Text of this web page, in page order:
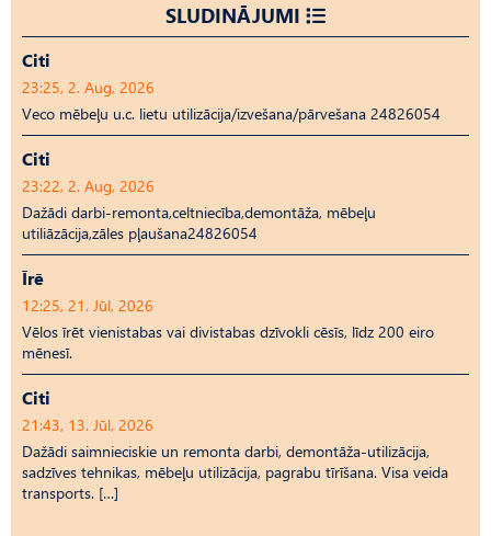
SLUDINĀJUMI
Citi
23:25, 2. Aug, 2026
Veco mēbeļu u.c. lietu utilizācija/izvešana/pārvešana 24826054
Citi
23:22, 2. Aug, 2026
Dažādi darbi-remonta,celtniecība,demontāža, mēbeļu
utiliāzācija,zāles pļaušana24826054
Īrē
12:25, 21. Jūl, 2026
Vēlos īrēt vienistabas vai divistabas dzīvokli cēsīs, līdz 200 eiro
mēnesī.
Citi
21:43, 13. Jūl, 2026
Dažādi saimnieciskie un remonta darbi, demontāža-utilizācija,
sadzīves tehnikas, mēbeļu utilizācija, pagrabu tīrīšana. Visa veida
transports. […]